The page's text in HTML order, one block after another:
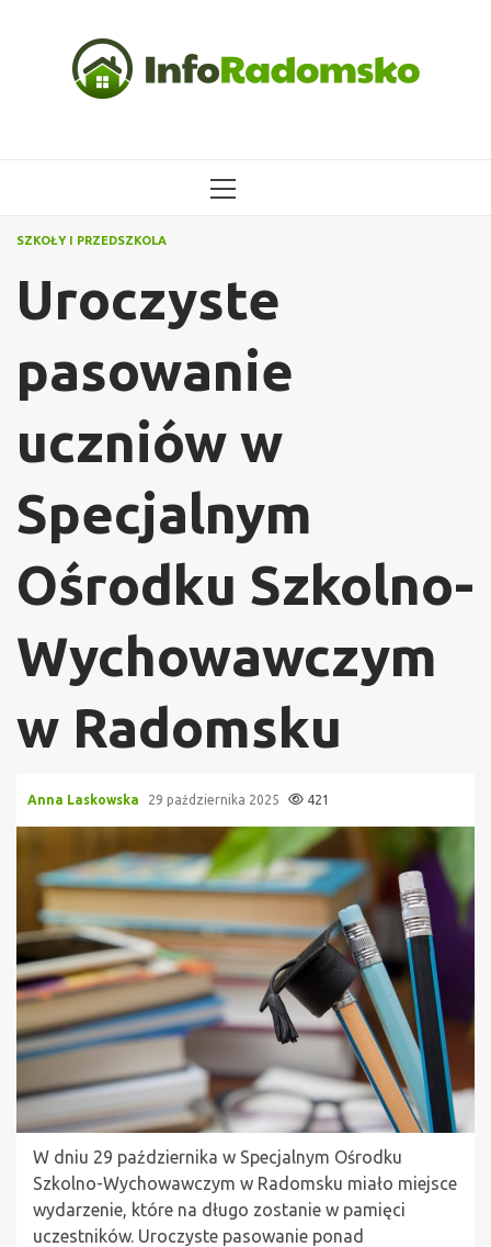
MENU
SZKOŁY I PRZEDSZKOLA
Uroczyste
pasowanie
uczniów w
Specjalnym
Ośrodku Szkolno-
Wychowawczym
w Radomsku
Anna Laskowska 29 października 2025 421
W dniu 29 października w Specjalnym Ośrodku
Szkolno-Wychowawczym w Radomsku miało miejsce
wydarzenie, które na długo zostanie w pamięci
uczestników. Uroczyste pasowanie ponad